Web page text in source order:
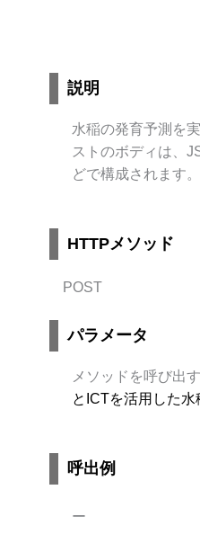
説明
水稲の発育予測を
ストのボディは、
どで構成されます
HTTPメソッド
POST
パラメータ
メソッドを呼び出
とICTを活用した
呼出例
ー